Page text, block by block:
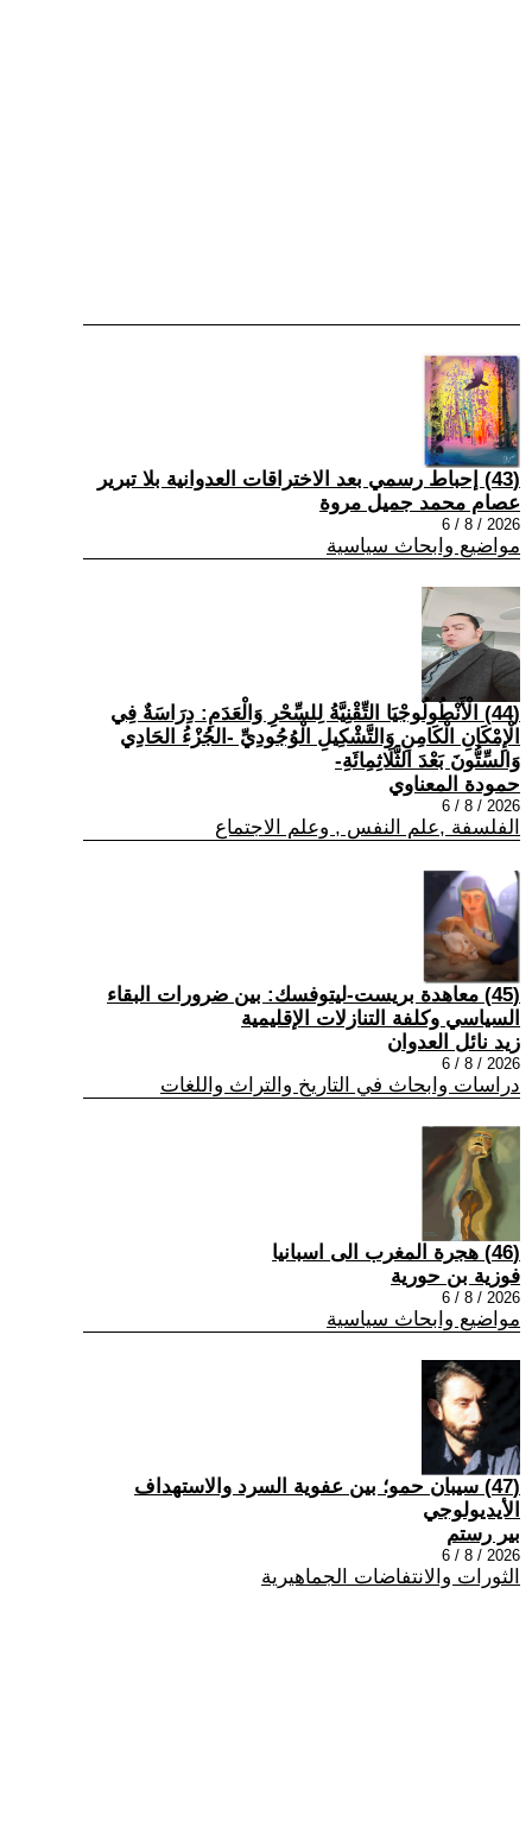
(43) إحباط رسمي بعد الاختراقات العدوانية بلا تبرير
عصام محمد جميل مروة
2026 / 8 / 6
مواضيع وابحاث سياسية
(44) الْأَنْطُولُوجْيَا التِّقْنِيَّةُ لِلسِّحْرِ وَالْعَدَمِ: دِرَاسَةٌ فِي
الْإِمْكَانِ الْكَامِنِ وَالتَّشْكِيلِ الْوُجُودِيِّ -الجُزْءُ الحَادِي
وَالسِّتُّونَ بَعْدَ الثَّلَاثِمِائَةِ-
حمودة المعناوي
2026 / 8 / 6
الفلسفة ,علم النفس , وعلم الاجتماع
(45) معاهدة بريست-ليتوفسك: بين ضرورات البقاء
السياسي وكلفة التنازلات الإقليمية
زيد نائل العدوان
2026 / 8 / 6
دراسات وابحاث في التاريخ والتراث واللغات
(46) هجرة المغرب الى اسبانيا
فوزية بن حورية
2026 / 8 / 6
مواضيع وابحاث سياسية
(47) سيبان حمو؛ بين عفوية السرد والاستهداف
الأيديولوجي
بير رستم
2026 / 8 / 6
الثورات والانتفاضات الجماهيرية